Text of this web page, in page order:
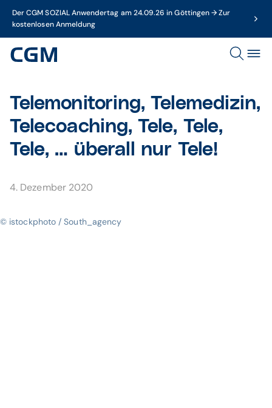
Der CGM SOZIAL Anwendertag am 24.09.26 in Göttingen → Zur
kostenlosen Anmeldung
Telemonitoring, Telemedizin,
Telecoaching, Tele, Tele,
Tele, … überall nur Tele!
4. Dezember 2020
© istockphoto / South_agency